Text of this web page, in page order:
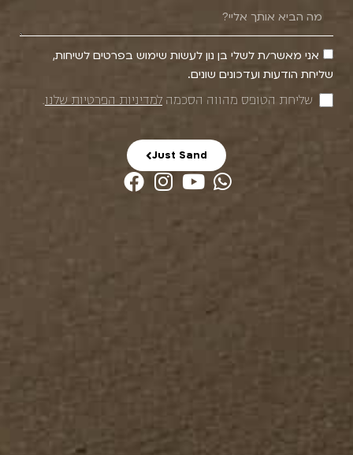
אני מאשר/ת לשלי בן נון לעשות שימוש בפרטים לשיחות,
שליחת הודעות ועדכונים שונים.
שליחת הטופס מהווה הסכמה למדיניות הפרטיות שלנו.
Just Sand